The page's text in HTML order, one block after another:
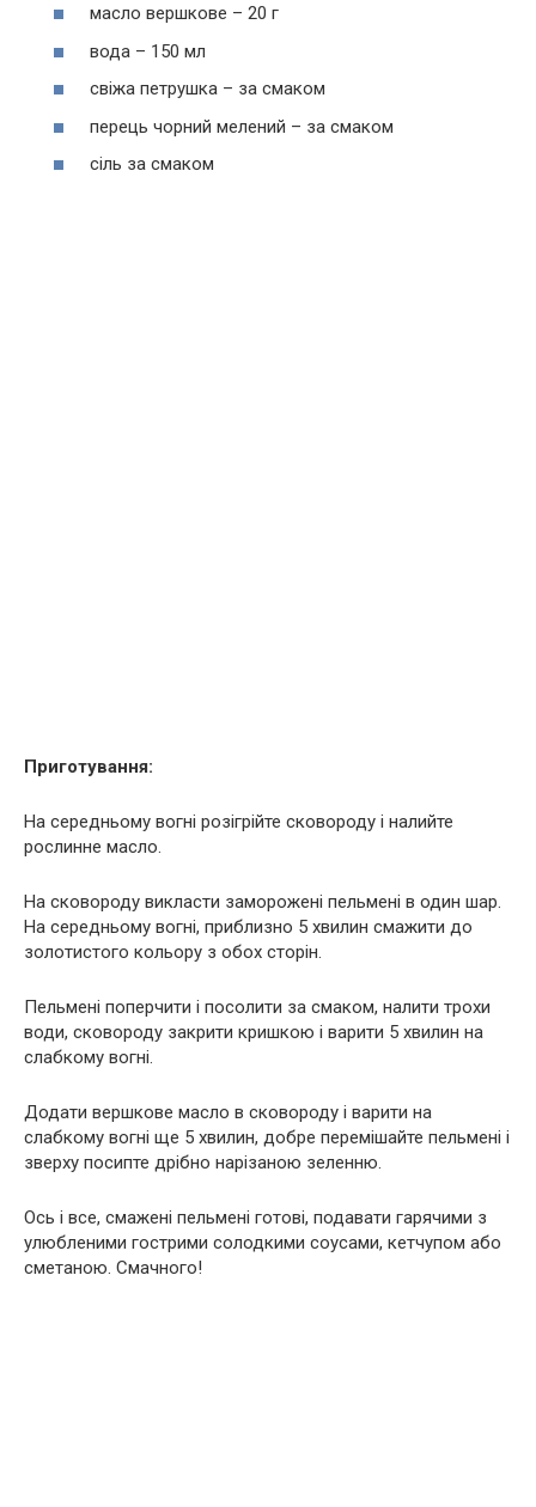
масло вершкове – 20 г
вода – 150 мл
свіжа петрушка – за смаком
перець чорний мелений – за смаком
сіль за смаком
Приготування:
На середньому вогні розігрійте сковороду і налийте
рослинне масло.
На сковороду викласти заморожені пельмені в один шар.
На середньому вогні, приблизно 5 хвилин смажити до
золотистого кольору з обох сторін.
Пельмені поперчити і посолити за смаком, налити трохи
води, сковороду закрити кришкою і варити 5 хвилин на
слабкому вогні.
Додати вершкове масло в сковороду і варити на
слабкому вогні ще 5 хвилин, добре перемішайте пельмені і
зверху посипте дрібно нарізаною зеленню.
Ось і все, смажені пельмені готові, подавати гарячими з
улюбленими гострими солодкими соусами, кетчупом або
сметаною. Смачного!